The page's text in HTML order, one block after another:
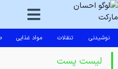
نوشیدنی تنقلات مواد غذایی
لیست پست